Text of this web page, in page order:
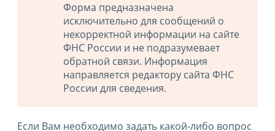
Форма предназначена
исключительно для сообщений о
некорректной информации на сайте
ФНС России и не подразумевает
обратной связи. Информация
направляется редактору сайта ФНС
России для сведения.
Если Вам необходимо задать какой-либо вопрос